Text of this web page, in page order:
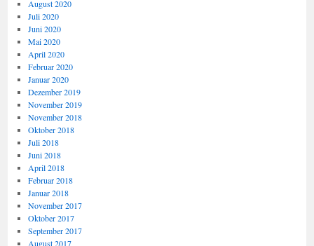
August 2020
Juli 2020
Juni 2020
Mai 2020
April 2020
Februar 2020
Januar 2020
Dezember 2019
November 2019
November 2018
Oktober 2018
Juli 2018
Juni 2018
April 2018
Februar 2018
Januar 2018
November 2017
Oktober 2017
September 2017
August 2017